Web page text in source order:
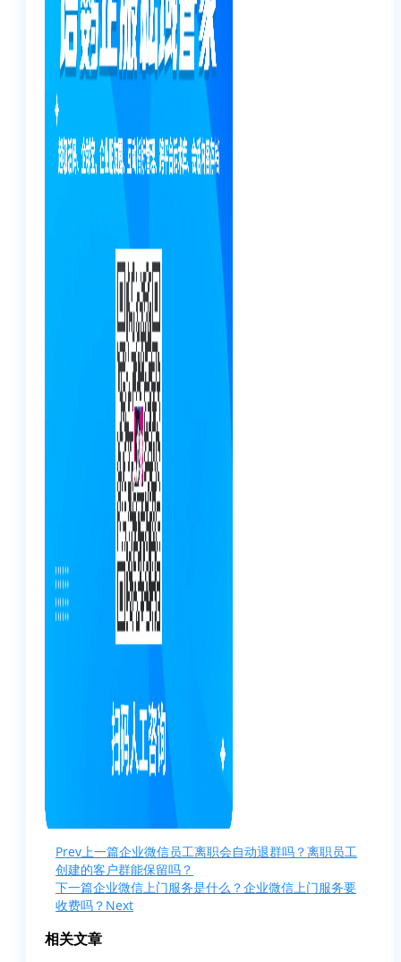
Prev上一篇企业微信员工离职会自动退群吗？离职员工
创建的客户群能保留吗？
下一篇企业微信上门服务是什么？企业微信上门服务要
收费吗？ Next
相关文章